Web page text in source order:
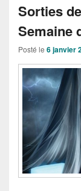
Sorties
Semaine
Posté le 6 janvier